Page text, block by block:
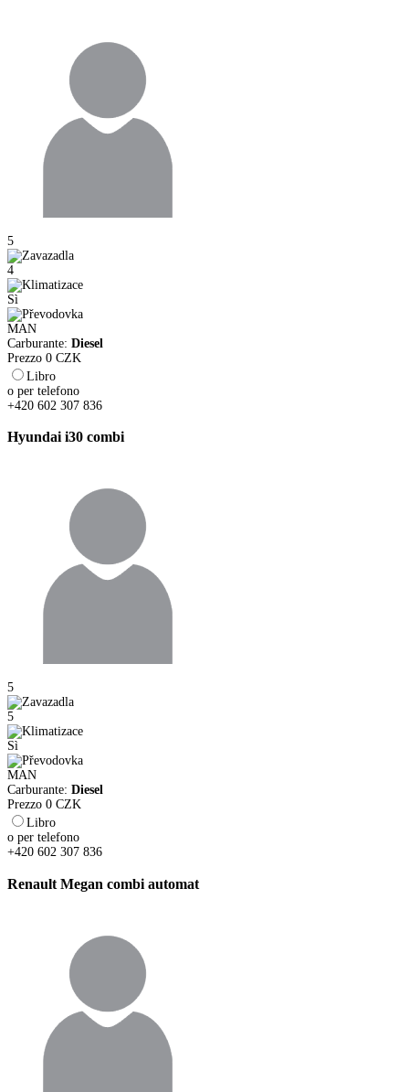
5
4
Sì
MAN
Carburante: Diesel
Prezzo 0 CZK
Libro
o per telefono
+420 602 307 836
Hyundai i30 combi
5
5
Sì
MAN
Carburante: Diesel
Prezzo 0 CZK
Libro
o per telefono
+420 602 307 836
Renault Megan combi automat